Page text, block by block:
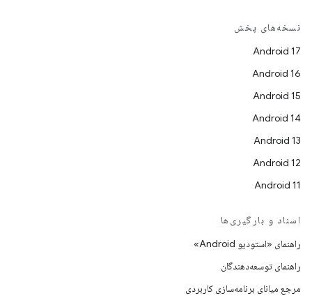
نسخه‌های پخش
Android 17
Android 16
Android 15
Android 14
Android 13
Android 12
Android 11
اسناد و بارگیری‌ها
راهنمای «استودیو Android»
راهنمای توسعه‌دهندگان
مرجع میانای برنامه‌سازی کاربردی